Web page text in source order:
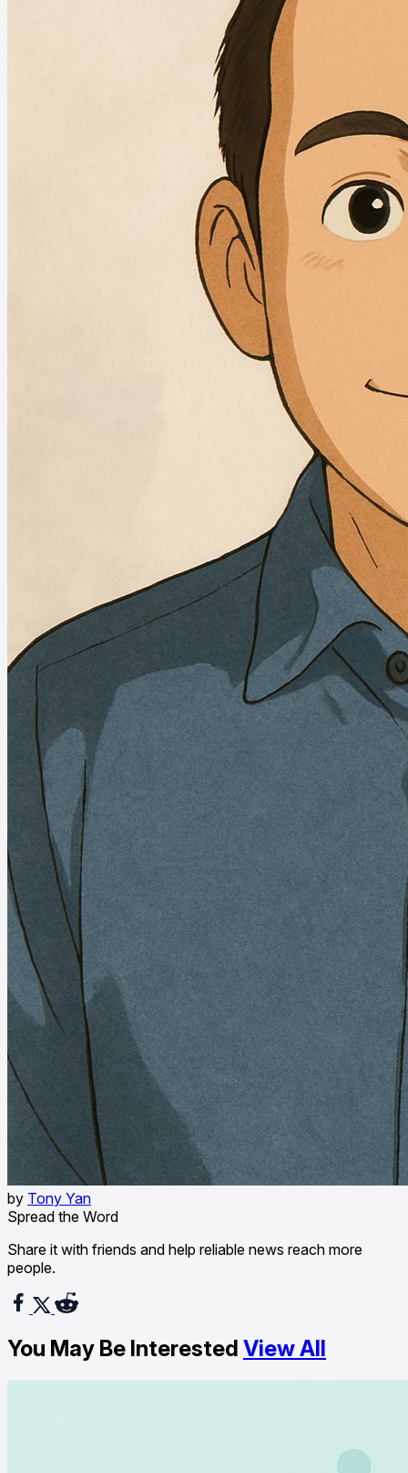
by Tony Yan
Spread the Word
Share it with friends and help reliable news reach more
people.
You May Be Interested View All